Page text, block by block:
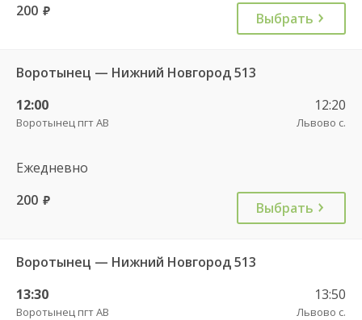
200 руб. Выбрать
Воротынец — Нижний Новгород 513
12:00
Воротынец пгт АВ
12:20
Львово с.
Ежедневно
200 руб. Выбрать
Воротынец — Нижний Новгород 513
13:30
Воротынец пгт АВ
13:50
Львово с.